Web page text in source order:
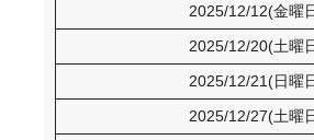
2025/12/12(金曜
2025/12/20(土曜
2025/12/21(日曜
2025/12/27(土曜